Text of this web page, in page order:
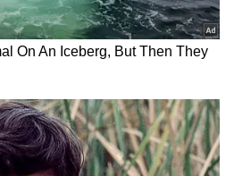
ಅಮೀರ್ ಮಗನ ಜೊತೆಗಿನ
ಮೊದಲ ಸಿನಿಮಾ ಫ್ಲಾಪ್, ಈಗ